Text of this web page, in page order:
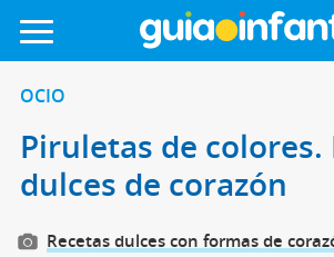
OCIO
Piruletas de colores.
dulces de corazón
Recetas dulces con formas de